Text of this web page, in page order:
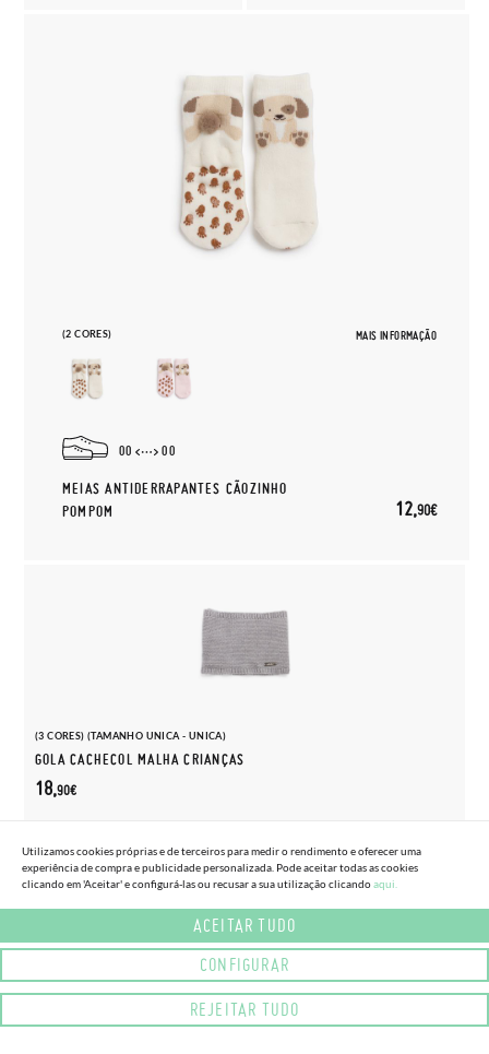
(2 CORES) MAIS INFORMAÇÃO
00 00
MEIAS ANTIDERRAPANTES CÃOZINHO
POMPOM
12,90€
(3 CORES) (TAMANHO UNICA - UNICA)
GOLA CACHECOL MALHA CRIANÇAS
18,90€
Utilizamos cookies próprias e de terceiros para medir o rendimento e oferecer uma
experiência de compra e publicidade personalizada. Pode aceitar todas as cookies
clicando em 'Aceitar' e configurá-las ou recusar a sua utilização clicandoaqui.
ACEITAR TUDO
CONFIGURAR
REJEITAR TUDO